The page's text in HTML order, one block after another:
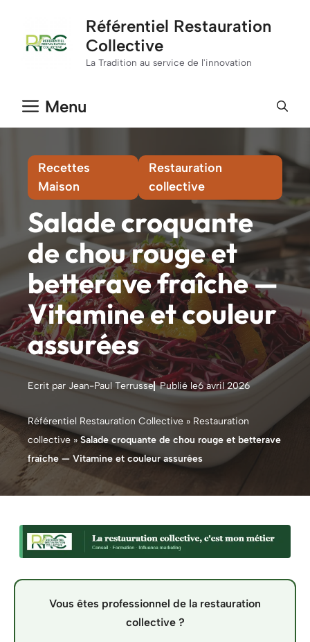
contenu
Référentiel Restauration
Collective
La Tradition au service de l'innovation
Menu
Recettes
Maison
Restauration
collective
Salade croquante
de chou rouge et
betterave fraîche —
Vitamine et couleur
assurées
Ecrit par Jean-Paul Terrusse Publié le6 avril 2026
Référentiel Restauration Collective » Restauration
collective » Salade croquante de chou rouge et betterave
fraîche — Vitamine et couleur assurées
Vous êtes professionnel de la restauration
collective ?